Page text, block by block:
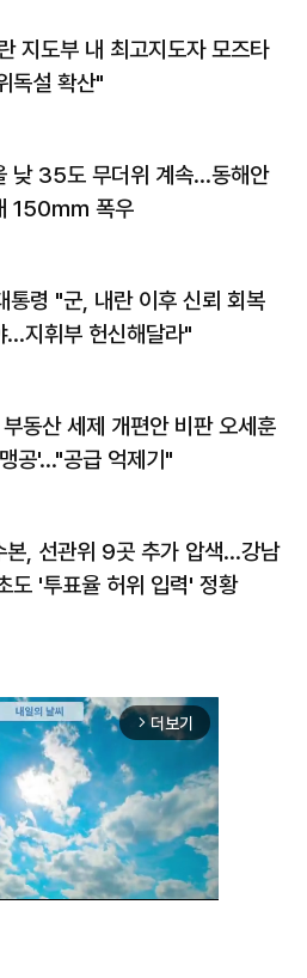
지도부 내 최고지도자 모즈타
독설 확산"
낮 35도 무더위 계속…동해안
150㎜ 폭우
통령 "군, 내란 이후 신뢰 회복
…지휘부 헌신해달라"
동산 세제 개편안 비판 오세훈
공'…"공급 억제기"
본, 선관위 9곳 추가 압색…강남
도 '투표율 허위 입력' 정황
arrow_forward_ios 더보기